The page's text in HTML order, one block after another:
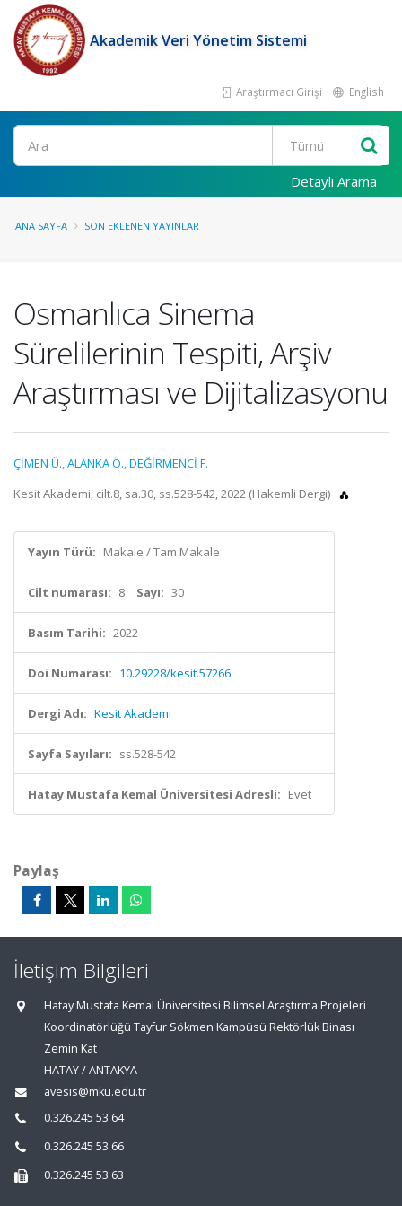
Akademik Veri Yönetim Sistemi
Araştırmacı Girişi English
Ara
Detaylı Arama
ANA SAYFA SON EKLENEN YAYINLAR
Osmanlıca Sinema
Sürelilerinin Tespiti, Arşiv
Araştırması ve Dijitalizasyonu
ÇİMEN Ü.,ALANKA Ö.,DEĞİRMENCİ F.
Kesit Akademi, cilt.8, sa.30, ss.528-542, 2022 (Hakemli Dergi)
Yayın Türü: Makale / Tam Makale
Cilt numarası: 8 Sayı: 30
Basım Tarihi: 2022
Doi Numarası: 10.29228/kesit.57266
Dergi Adı: Kesit Akademi
Sayfa Sayıları: ss.528-542
Hatay Mustafa Kemal Üniversitesi Adresli: Evet
Paylaş
İletişim Bilgileri
Hatay Mustafa Kemal Üniversitesi Bilimsel Araştırma Projeleri
Koordinatörlüğü Tayfur Sökmen Kampüsü Rektörlük Binası
Zemin Kat
HATAY / ANTAKYA
avesis@mku.edu.tr
0.326.245 53 64
0.326.245 53 66
0.326.245 53 63